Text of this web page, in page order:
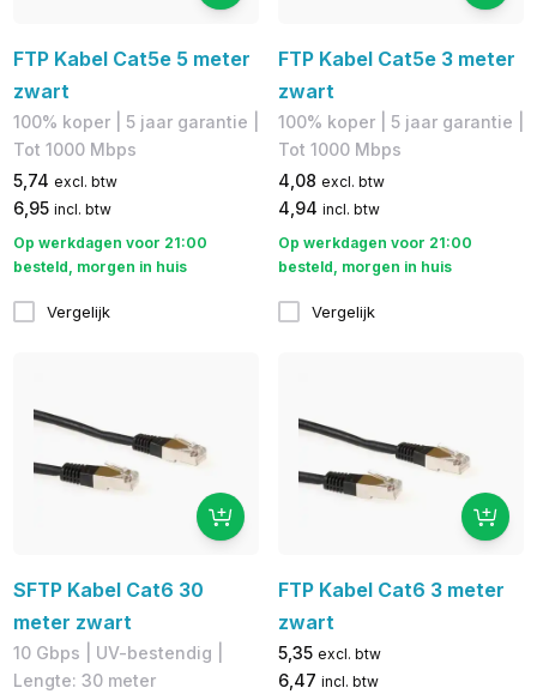
FTP Kabel Cat5e 5 meter
zwart
100% koper​ | 5 jaar garantie |
​Tot 1000 Mbps
5,74 excl. btw
6,95 incl. btw
Op werkdagen voor 21:00
besteld, morgen in huis
Vergelijk
FTP Kabel Cat5e 3 meter
zwart
100% koper​ | 5 jaar garantie |
Tot 1000 Mbps
4,08 excl. btw
4,94 incl. btw
Op werkdagen voor 21:00
besteld, morgen in huis
Vergelijk
SFTP Kabel Cat6 30
meter zwart
10 Gbps | UV-bestendig |
Lengte: 30 meter
FTP Kabel Cat6 3 meter
zwart
5,35 excl. btw
6,47 incl. btw